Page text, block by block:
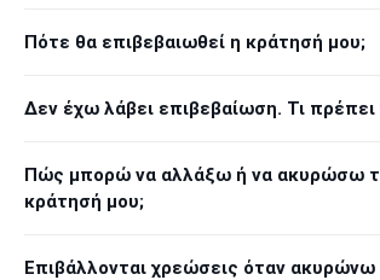
Πότε θα επιβεβαιωθεί η κράτησή μου;
Δεν έχω λάβει επιβεβαίωση. Τι
Πώς μπορώ να αλλάξω ή να ακυρώσω
κράτησή μου;
Επιβάλλονται χρεώσεις όταν ακυρώνω